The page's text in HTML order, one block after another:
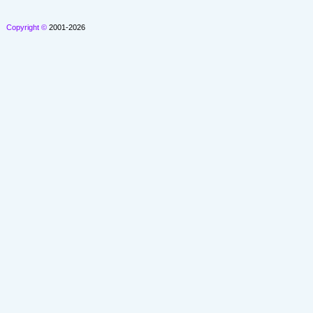
Copyright © 2001-2026